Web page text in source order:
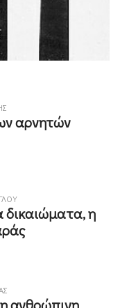
αρνητών
δικαιώματα, η